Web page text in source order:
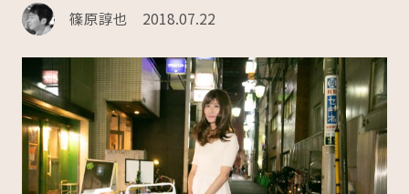
篠原諄也 2018.07.22